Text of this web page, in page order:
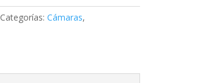
Categorías: Cámaras,